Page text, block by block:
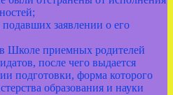
заявлении о его
Школе приемных родителей
после чего выдается
подготовки, форма которого
образования и науки